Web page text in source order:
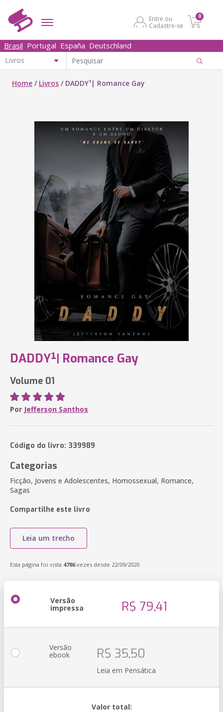
Entre ou
Cadastre-se
0
Brasil Portugal España Deutschland
Home / Livros / DADDY¹| Romance Gay
DADDY¹| Romance Gay
Volume 01
Por Jefferson Santhos
Código do livro: 339989
Categorias
Ficção, Jovens e Adolescentes, Homossexual, Romance,
Sagas
Compartilhe este livro
Leia um trecho
Esta página foi vista 4786vezes desde 22/09/2020
Versão
impressa R$ 79,41
Versão
ebook R$ 35,50
Leia em Pensática
Valor total: